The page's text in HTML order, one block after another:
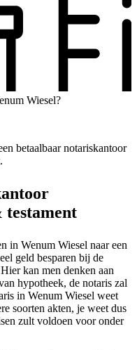
Wiesel?
betaalbaar notariskantoor
testament
in Wenum Wiesel naar een
geld besparen bij de
kan men denken aan
hypotheek, de notaris zal
in Wenum Wiesel weet
soorten akten, je weet dus
zult voldoen voor onder